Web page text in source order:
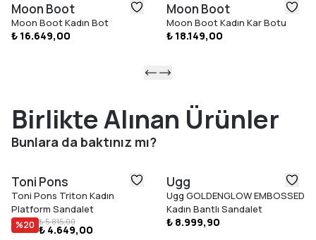
Moon Boot
Moon Boot Kadın Bot
₺ 16.649,00
Moon Boot
Moon Boot Kadın Kar Botu
₺ 18.149,00
Birlikte Alınan Ürünler
Bunlara da baktınız mı?
Toni Pons
Toni Pons Triton Kadın
Platform Sandalet
%20 ₺ 5.815,00
₺ 4.649,00
Ugg
Ugg GOLDENGLOW EMBOSSED
Kadın Bantlı Sandalet
₺ 8.999,90